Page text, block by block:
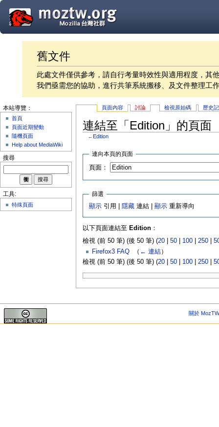
舊文件
此處文件僅供參考，請自行考量時效性與適用程度，其
我們亟需您的協助，進行共筆系統搬移、及文件整理工
頁面內容 討論 檢視原始碼 歷史
連結至「Edition」的頁面
← Edition
連向本頁的頁面
頁面：
篩選
顯示 引用 | 隱藏 連結 |顯示 重新導向
以下頁面連結至 Edition：
檢視 (前 50 筆) (後 50 筆) (20| 50| 100| 250|
Firefox3 FAQ‎ （ ← 連結）
檢視 (前 50 筆) (後 50 筆) (20| 50| 100| 250|
本站導覽：
首頁
頁面近期變動
隨機頁面
Help about MediaWiki
搜尋
工具:
特殊頁面
關於